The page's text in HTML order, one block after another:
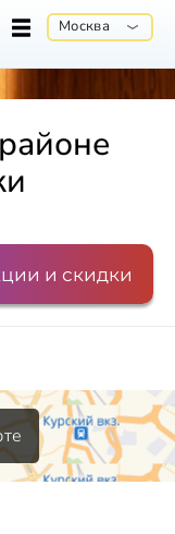
Москва
и скидки